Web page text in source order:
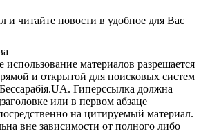
и читайте новости в удобное для Вас
материалов разрешается
и открытой для поисковых систем
Гиперссылка должна
или в первом абзаце
на цитируемый материал.
вне зависимости от полного либо